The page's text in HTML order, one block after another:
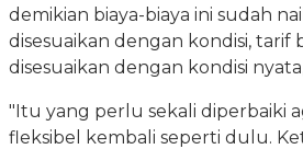
demikian biaya-biaya ini sudah
disesuaikan dengan kondisi, tarif
disesuaikan dengan kondisi
"Itu yang perlu sekali diperbaiki
fleksibel kembali seperti dulu.